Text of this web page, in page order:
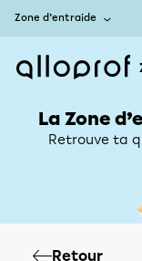
Zone d’entraide
La Zone
Retrouve ta
Retour